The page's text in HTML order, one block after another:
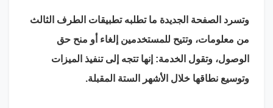
وتسرد الصفحة الجديدة ما تطلبه تطبيقات الطرف الثالث
من معلومات، وتتيح للمستخدمين إلغاء أو منح حق
الوصول، وتقول الخدمة: إنها تتجه إلى تنفيذ الميزات
وتوسيع نطاقها خلال الأشهر الستة المقبلة.